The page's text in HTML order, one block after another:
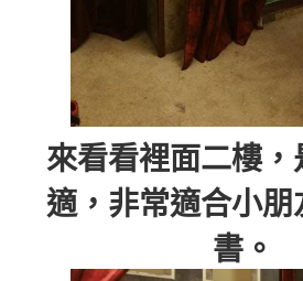
來看看裡面二樓，
適，非常適合小朋
書。